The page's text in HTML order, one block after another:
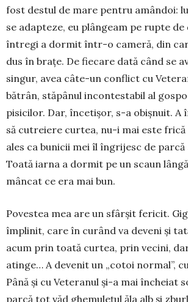
fost destul de mare pentru amândoi:
se adapteze, eu plângeam pe rupte
întregi a dormit într-o cameră, din
dus în brațe. De fiecare dată când se
singur, avea câte-un conflict cu
bătrân, stăpânul incontestabil al
pisicilor. Dar, încetișor, s-a obișnuit. A
să cutreiere curtea, nu-i mai este
ales ca bunicii mei îl îngrijesc de
Toată iarna a dormit pe un scaun
mâncat ce era mai bun.
Povestea mea are un sfârșit fericit.
împlinit, care în curând va de­veni și
acum prin toată curtea, prin vecini,
atin­ge… A devenit un „cotoi normal”,
Pâ­nă și cu Veteranul și-a mai încheiat
parcă tot văd ghemulețul ăla alb și